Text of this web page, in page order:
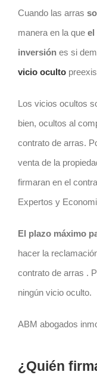
Cuando las arras
manera en la que el
inversiónes si
vicio oculto
Los vicios ocultos
bien, ocultos al
contratode arras.
venta de la
firmaran en el
Expertos y
El plazo máximo
hacer la
contratode arras .
ningún vicio oculto.
ABM abogados
¿Quién